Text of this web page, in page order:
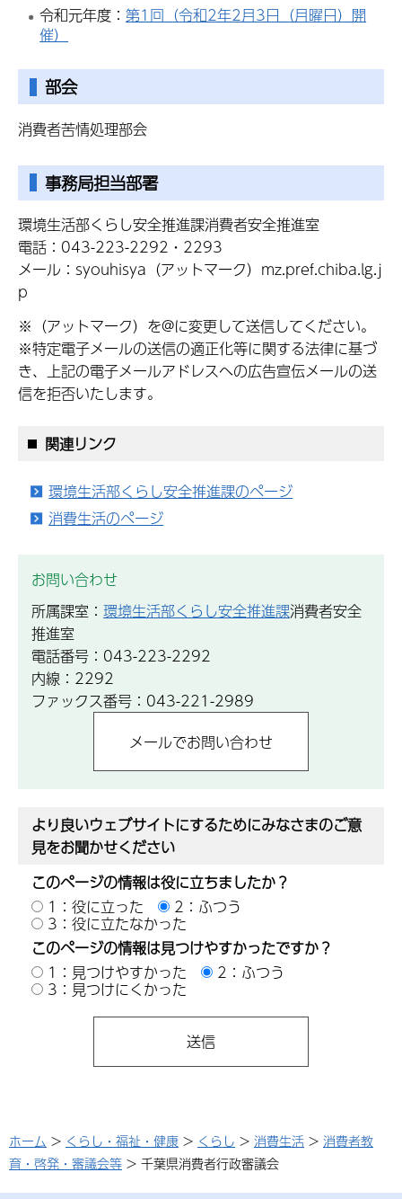
令和元年度：第1回（令和2年2月3日（月曜日）開
催）
部会
消費者苦情処理部会
事務局担当部署
環境生活部くらし安全推進課消費者安全推進室
電話：043-223-2292・2293
メール：syouhisya（アットマーク）mz.pref.chiba.lg.j
p
※（アットマーク）を@に変更して送信してください。
※特定電子メールの送信の適正化等に関する法律に基づ
き、上記の電子メールアドレスへの広告宣伝メールの送
信を拒否いたします。
関連リンク
環境生活部くらし安全推進課のページ
消費生活のページ
お問い合わせ
所属課室： 環境生活部くらし安全推進課消費者安全
推進室
電話番号：043-223-2292
内線：2292
ファックス番号：043-221-2989
より良いウェブサイトにするためにみなさまのご意
見をお聞かせください
このページの情報は役に立ちましたか？
1：役に立った
2：ふつう
3：役に立たなかった
このページの情報は見つけやすかったですか？
1：見つけやすかった
2：ふつう
3：見つけにくかった
ホーム > くらし・福祉・健康 > くらし > 消費生活 > 消費者教
育・啓発・審議会等 > 千葉県消費者行政審議会